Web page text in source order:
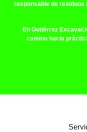
responsable de
En Gutiérrez
camino hacia